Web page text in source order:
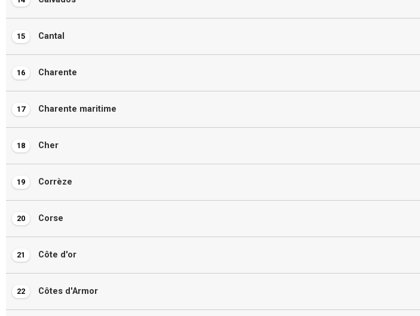
15 Cantal
16 Charente
17 Charente maritime
18 Cher
19 Corrèze
20 Corse
21 Côte d'or
22 Côtes d'Armor